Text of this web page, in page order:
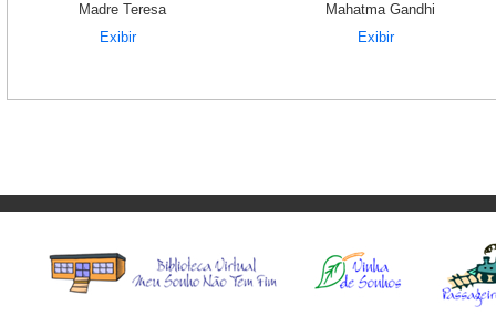
Madre Teresa
Exibir
Mahatma Gandhi
Exibir